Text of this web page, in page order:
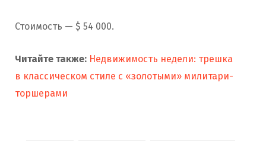
Стоимость — $ 54 000.
Читайте также: Недвижимость недели: трешка
в классическом стиле с «золотыми» милитари-
торшерами